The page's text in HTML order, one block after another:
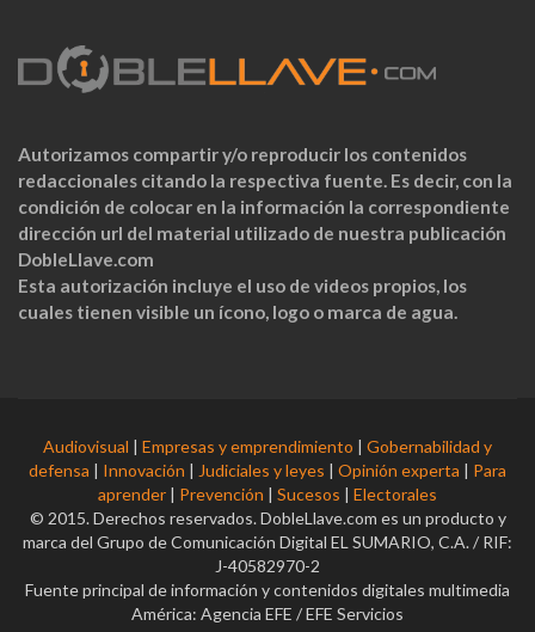
Autorizamos compartir y/o reproducir los contenidos
redaccionales citando la respectiva fuente. Es decir, con la
condición de colocar en la información la correspondiente
dirección url del material utilizado de nuestra publicación
DobleLlave.com
Esta autorización incluye el uso de videos propios, los
cuales tienen visible un ícono, logo o marca de agua.
Audiovisual | Empresas y emprendimiento | Gobernabilidad y
defensa | Innovación | Judiciales y leyes | Opinión experta | Para
aprender | Prevención | Sucesos | Electorales
© 2015. Derechos reservados. DobleLlave.com es un producto y
marca del Grupo de Comunicación Digital EL SUMARIO, C.A. / RIF:
J-40582970-2
Fuente principal de información y contenidos digitales multimedia
América: Agencia EFE / EFE Servicios